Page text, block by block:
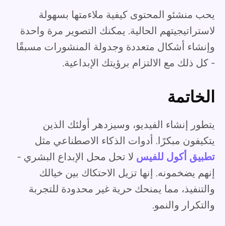
يحب منشئو المحتوى كيفية ملاءمتها بسهولة
لاستراتيجيتهم الحالية. يمكنك التصوير مرة واحدة
وإنشاء أشكال متعددة وجدولة المنشورات مسبقًا
- كل ذلك مع الالتزام برؤيتك الإبداعية.
الخاتمة
يتطور إنشاء الفيديو، وسيزدهر أولئك الذين
يتكيفون مبكرًا. أدوات الذكاء الاصطناعي مثل
تطبيق أكول للفيس لا تحل محل الإبداع البشري -
إنهم يضخمونه. إنها تزيل الاحتكاك بين خيالك
والتنفيذ، مما يمنحك حرية غير محدودة للتجربة
والتكرار والنمو.